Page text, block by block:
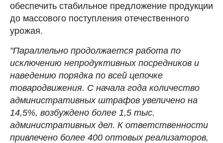
обеспечить стабильное предложение продукции
до массового поступления отечественного
урожая.
"Параллельно продолжается работа по
исключению непродуктивных посредников и
наведению порядка по всей цепочке
товародвижения. С начала года количество
административных штрафов увеличено на
14,5%, возбуждено более 1,5 тыс.
административных дел. К ответственности
привлечено более 400 оптовых реализаторов,